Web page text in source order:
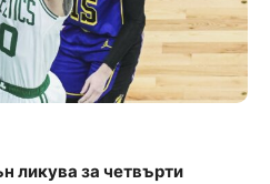
ликува за четвърти